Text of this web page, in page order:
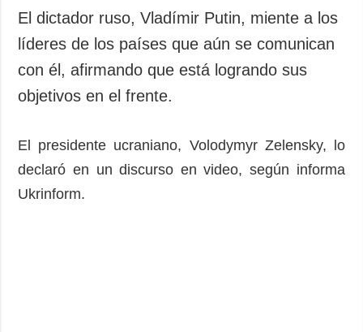
Sociedad y
Cultura
Deportes
Crimen
emergencias
protección de
ADICIONAL
Podcasts
SERVICIOS
El dictador ruso, Vladímir Putin, miente a los
líderes de los países que aún se comunican
con él, afirmando que está logrando sus
objetivos en el frente.
El presidente ucraniano, Volodymyr Zelensky, lo
declaró en un discurso en video, según informa
Ukrinform.